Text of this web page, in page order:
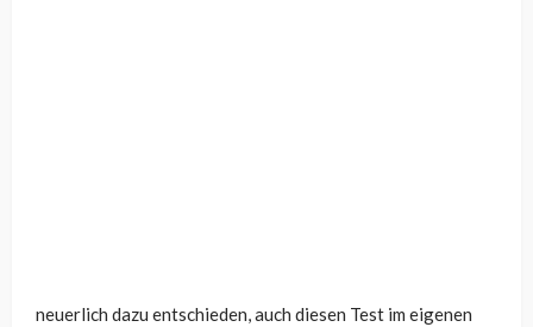
neuerlich dazu entschieden, auch diesen Test im eigenen